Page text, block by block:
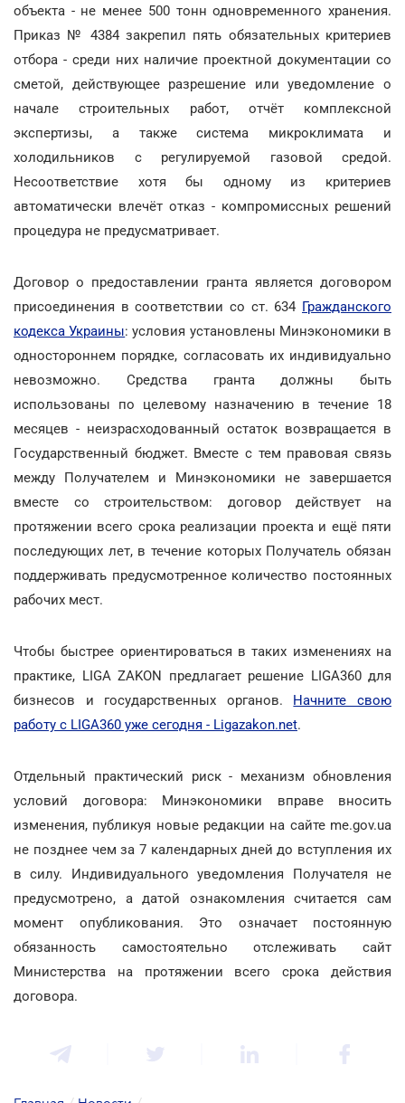
объекта - не менее 500 тонн одновременного хранения.
Приказ № 4384 закрепил пять обязательных критериев
отбора - среди них наличие проектной документации со
сметой, действующее разрешение или уведомление о
начале строительных работ, отчёт комплексной
экспертизы, а также система микроклимата и
холодильников с регулируемой газовой средой.
Несоответствие хотя бы одному из критериев
автоматически влечёт отказ - компромиссных решений
процедура не предусматривает.
Договор о предоставлении гранта является договором
присоединения в соответствии со ст. 634 Гражданского
кодекса Украины: условия установлены Минэкономики в
одностороннем порядке, согласовать их индивидуально
невозможно. Средства гранта должны быть
использованы по целевому назначению в течение 18
месяцев - неизрасходованный остаток возвращается в
Государственный бюджет. Вместе с тем правовая связь
между Получателем и Минэкономики не завершается
вместе со строительством: договор действует на
протяжении всего срока реализации проекта и ещё пяти
последующих лет, в течение которых Получатель обязан
поддерживать предусмотренное количество постоянных
рабочих мест.
Чтобы быстрее ориентироваться в таких изменениях на
практике, LIGA ZAKON предлагает решение LIGA360 для
бизнесов и государственных органов. Начните свою
работу с LIGA360 уже сегодня - Ligazakon.net.
Отдельный практический риск - механизм обновления
условий договора: Минэкономики вправе вносить
изменения, публикуя новые редакции на сайте me.gov.ua
не позднее чем за 7 календарных дней до вступления их
в силу. Индивидуального уведомления Получателя не
предусмотрено, а датой ознакомления считается сам
момент опубликования. Это означает постоянную
обязанность самостоятельно отслеживать сайт
Министерства на протяжении всего срока действия
договора.